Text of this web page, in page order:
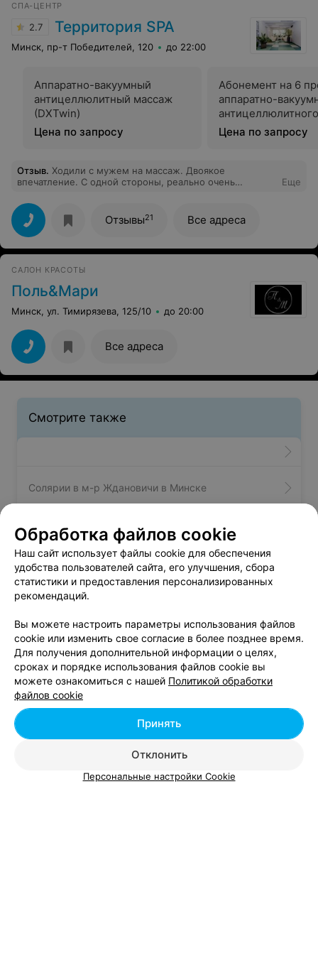
отдыхать в Спа. Предоставляются халаты и полотенца.
С учетом приятной скидки 30% стоимость программы
составила 140 рублей, что очень даже доступно за 2,5
часа за двоих человек. Обязательно придём ещё раз!
СПА-ЦЕНТР
2.7 Территория SPA
Минск, пр-т Победителей, 120 до 22:00
Аппаратно-вакуумный
антицеллюлитный массаж
(DXTwin)
Цена по запросу
Абонемент на 6
аппаратно-
Цена по запросу
Отзыв. Ходили с мужем на массаж. Двоякое
впечатление. С одной стороны, реально очень
периодически ходим на массаж в различные
заведения, поэтому есть с чем сравнивать. С другой,
не очень приветливый персонал ( ну это еще ладно,
мы же в Беларуси ), но не обошлось без косяков.
Цены на сайте у них указаны старые, неактуальные. В
мы рассчитывали. Мелочь, а осадочек остался. Просто
неприятно, хоть сумма и небольшая.
Еще
Отзывы21 Все адреса
САЛОН КРАСОТЫ
Поль&Мари
Минск, ул. Тимирязева, 125/10 до 20:00
Все адреса
Смотрите также
Солярии в м-р Ждановичи в Минске
Салоны красоты в Ждановичах
Вам будет интересно
Массаж в м-р Запад в Минске
Массаж в м-р Заславская в Минске
Массаж в м-р Зелёный Луг в Минске
Обработка файлов cookie
Наш сайт использует файлы cookie для обеспечения
удобства пользователей сайта, его улучшения, сбора
статистики и предоставления персонализированных
рекомендаций.
Вы можете настроить параметры использования файлов
cookie или изменить свое согласие в более позднее время.
Для получения дополнительной информации о целях,
сроках и порядке использования файлов cookie вы
можете ознакомиться с нашей Политикой обработки
файлов cookie
Отклонить
Принять
Персональные настройки Cookie